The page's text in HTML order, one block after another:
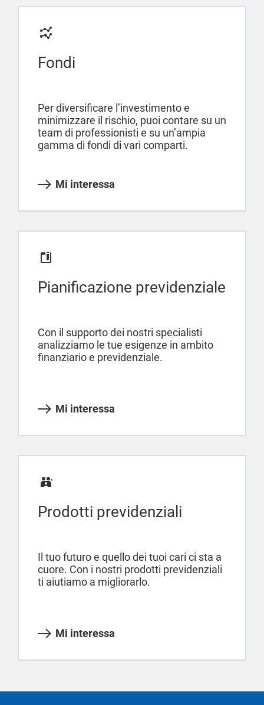
Fondi
Per diversificare l’investimento e
minimizzare il rischio, puoi contare su un
team di professionisti e su un’ampia
gamma di fondi di vari comparti.
Mi interessa
Pianificazione previdenziale
Con il supporto dei nostri specialisti
analizziamo le tue esigenze in ambito
finanziario e previdenziale.
Mi interessa
Prodotti previdenziali
Il tuo futuro e quello dei tuoi cari ci sta a
cuore. Con i nostri prodotti previdenziali
ti aiutiamo a migliorarlo.
Mi interessa